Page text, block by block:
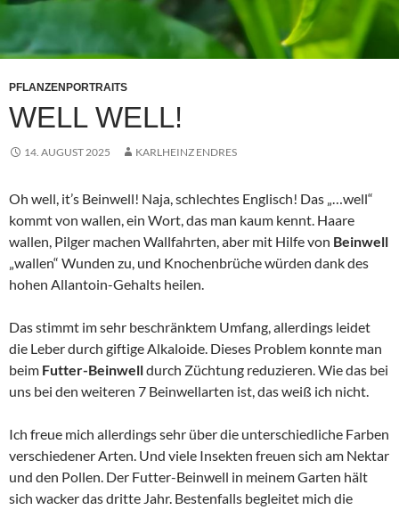
PFLANZENPORTRAITS
WELL WELL!
14. AUGUST 2025 KARLHEINZ ENDRES
Oh well, it’s Beinwell! Naja, schlechtes Englisch! Das „…well“
kommt von wallen, ein Wort, das man kaum kennt. Haare
wallen, Pilger machen Wallfahrten, aber mit Hilfe von Beinwell
„wallen“ Wunden zu, und Knochenbrüche würden dank des
hohen Allantoin-Gehalts heilen.
Das stimmt im sehr beschränktem Umfang, allerdings leidet
die Leber durch giftige Alkaloide. Dieses Problem konnte man
beim Futter-Beinwelldurch Züchtung reduzieren. Wie das bei
uns bei den weiteren 7 Beinwellarten ist, das weiß ich nicht.
Ich freue mich allerdings sehr über die unterschiedliche Farben
verschiedener Arten. Und viele Insekten freuen sich am Nektar
und den Pollen. Der Futter-Beinwell in meinem Garten hält
sich wacker das dritte Jahr. Bestenfalls begleitet mich die